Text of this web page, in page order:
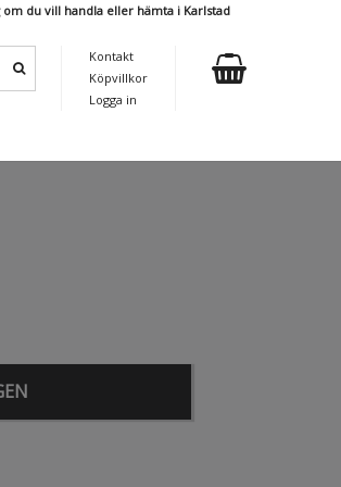
om du vill handla eller hämta i Karlstad
Kontakt
Köpvillkor
Logga in